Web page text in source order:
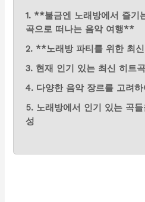
1. **불금엔 노래방에서 즐기
곡으로 떠나는 음악 여행**
2. **노래방 파티를 위한 최
3. 현재 인기 있는 최신 히트
4. 다양한 음악 장르를 고려
5. 노래방에서 인기 있는 곡
성